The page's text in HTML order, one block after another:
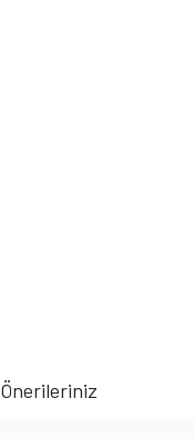
Önerileriniz